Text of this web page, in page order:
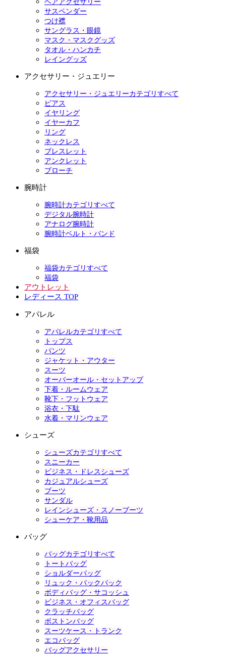
ヘアアクセサリー
サスペンダー
つけ襟
サングラス・眼鏡
マスク・マスクグッズ
タオル・ハンカチ
レイングッズ
アクセサリー・ジュエリー
アクセサリー・ジュエリーカテゴリすべて
ピアス
イヤリング
イヤーカフ
リング
ネックレス
ブレスレット
アンクレット
ブローチ
腕時計
腕時計カテゴリすべて
デジタル腕時計
アナログ腕時計
腕時計ベルト・バンド
福袋
福袋カテゴリすべて
福袋
アウトレット
レディース TOP
アパレル
アパレルカテゴリすべて
トップス
パンツ
ジャケット・アウター
スーツ
オーバーオール・セットアップ
下着・ルームウェア
靴下・フットウェア
浴衣・下駄
水着・マリンウェア
シューズ
シューズカテゴリすべて
スニーカー
ビジネス・ドレスシューズ
カジュアルシューズ
ブーツ
サンダル
レインシューズ・スノーブーツ
シューケア・靴用品
バッグ
バッグカテゴリすべて
トートバッグ
ショルダーバッグ
リュック・バックパック
ボディバッグ・サコッシュ
ビジネス・オフィスバッグ
クラッチバッグ
ボストンバッグ
スーツケース・トランク
エコバッグ
バッグアクセサリー